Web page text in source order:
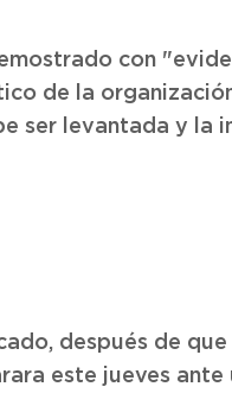
con
de la
ser levantada y la
después de
este jueves ante